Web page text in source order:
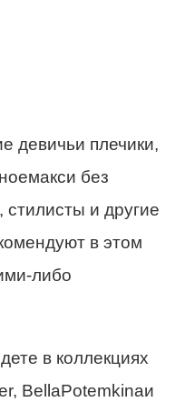
девичьи плечики,
без
стилисты и другие
в этом
либо
в коллекциях
BellaPotemkinaи